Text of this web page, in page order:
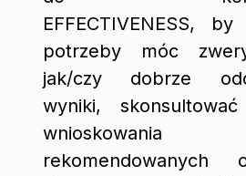
EFFECTIVENESS,
potrzeby móc
jak/czy dobrze
wyniki,
rekomendowanych